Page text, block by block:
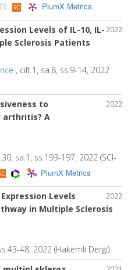
PlumX Metrics
2022
Levels of IL-10, IL-
Sclerosis Patients
, cilt.1, sa.8, ss.9-14, 2022
2022
to
A
sa.1, ss.193-197, 2022 (SCI-
PlumX Metrics
2022
Levels
in Multiple Sclerosis
48, 2022 (Hakemli Dergi)